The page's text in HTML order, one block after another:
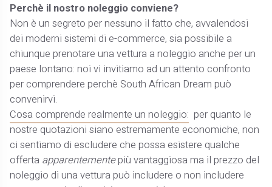
Perchè il nostro noleggio conviene?
Non è un segreto per nessuno il fatto che, avvalendosi
dei moderni sistemi di e-commerce, sia possibile a
chiunque prenotare una vettura a noleggio anche per un
paese lontano: noi vi invitiamo ad un attento confronto
per comprendere perchè South African Dream può
convenirvi.
Cosa comprende realmente un noleggio: per quanto le
nostre quotazioni siano estremamente economiche, non
ci sentiamo di escludere che possa esistere qualche
offerta apparentementepiù vantaggiosa ma il prezzo del
noleggio di una vettura può includere o non includere